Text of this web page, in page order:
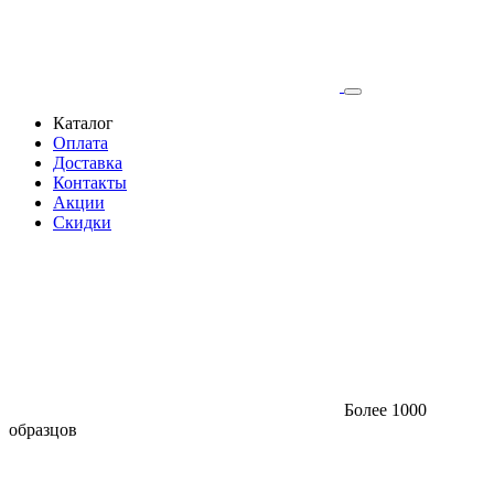
Каталог
Оплата
Доставка
Контакты
Акции
Скидки
Более 1000
образцов